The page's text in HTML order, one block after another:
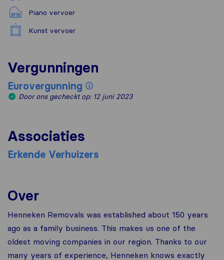
Piano vervoer
Kunst vervoer
Vergunningen
Eurovergunning
Door ons gecheckt op: 12 juni 2023
Associaties
Erkende Verhuizers
Over
Henneken Removals was established about 150 years
ago as a family business. This makes us one of the
oldest moving companies in our region. Thanks to our
many years of experience, Henneken knows exactly